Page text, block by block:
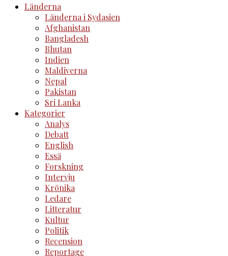
Länderna
Länderna i Sydasien
Afghanistan
Bangladesh
Bhutan
Indien
Maldiverna
Nepal
Pakistan
Sri Lanka
Kategorier
Analys
Debatt
English
Essä
Forskning
Intervju
Krönika
Ledare
Litteratur
Kultur
Politik
Recension
Reportage